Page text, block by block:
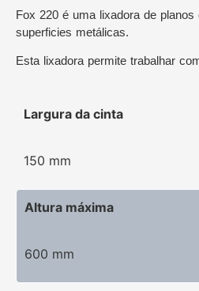
Fox 220 é uma lixadora de planos
superficies metálicas.
Esta lixadora permite trabalhar
Largura da cinta
150 mm
Altura máxima
600 mm